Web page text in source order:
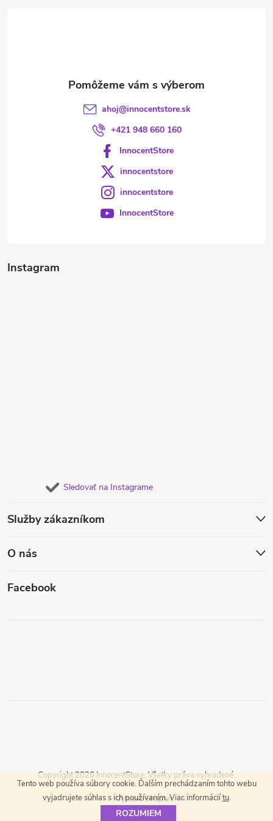
Tento web používa súbory cookie. Ďalším prechádzaním tohto webu
vyjadrujete súhlas s ich používaním. Viac informáciítu.
ROZUMIEM
Instagram
Sledovať na Instagrame
Služby zákazníkom
O nás
Facebook
ahoj@innocentstore.sk
+421 948 660 160
InnocentStore
innocentstore
innocentstore
InnocentStore
Vytvoril Shoptet
Copyright 2026 InnocentStore. Všetky práva vyhradené.